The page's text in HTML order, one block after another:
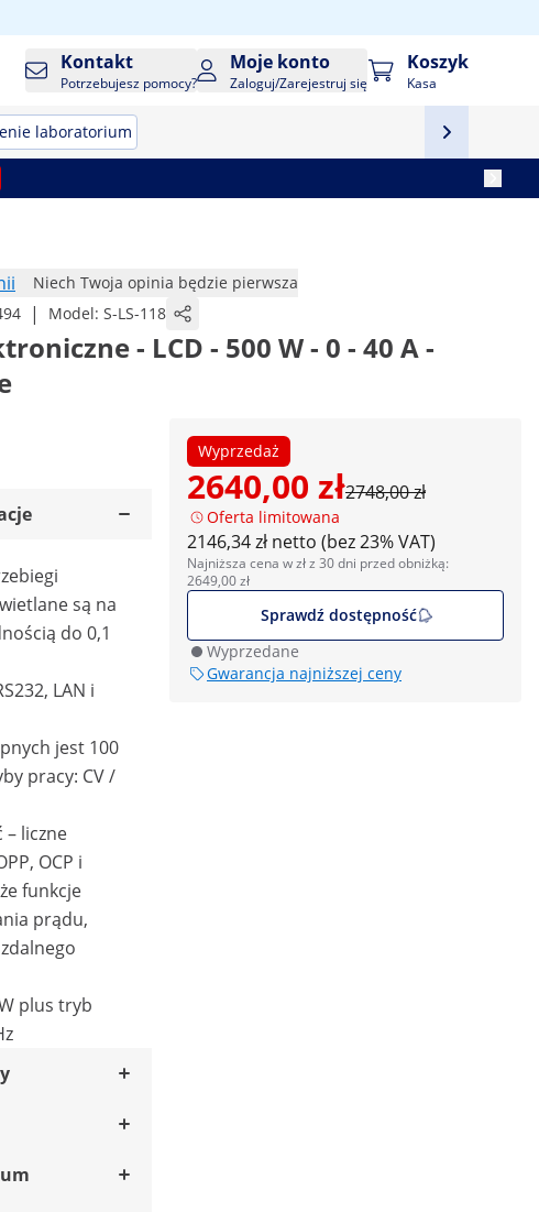
Kontakt
Potrzebujesz pomocy?
Moje konto
Zaloguj/Zarejestruj się
Koszyk
Kasa
laboratorium
Niech Twoja opinia będzie pierwsza
| Model: S-LS-118
- LCD - 500 W - 0 - 40 A -
Wyprzedaż
2640,00 zł2748,00 zł
Oferta limitowana
2146,34 zł netto (bez 23% VAT)
Najniższa cena w zł z 30 dni przed obniżką:
2649,00 zł
Sprawdź dostępność
Wyprzedane
Gwarancja najniższej ceny
są na
do 0,1
LAN i
jest 100
pracy: CV /
liczne
OCP i
funkcje
prądu,
plus tryb